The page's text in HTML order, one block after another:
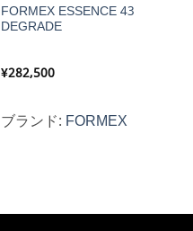
FORMEX ESSENCE 43
DEGRADE
¥282,500
ブランド: FORMEX